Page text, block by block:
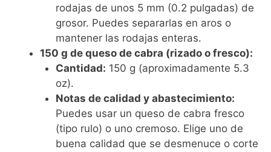
rodajas de unos 5 mm (0.2 pulgadas) de
grosor. Puedes separarlas en aros o
mantener las rodajas enteras.
150 g de queso de cabra (rizado o fresco):
Cantidad: 150 g (aproximadamente 5.3
oz).
Notas de calidad y abastecimiento:
Puedes usar un queso de cabra fresco
(tipo rulo) o uno cremoso. Elige uno de
buena calidad que se desmenuce o corte